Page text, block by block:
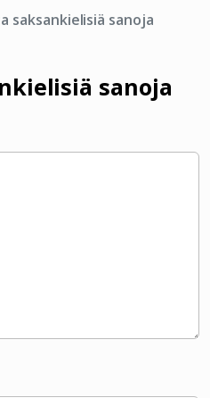
saksankielisiä sanoja
sanoja